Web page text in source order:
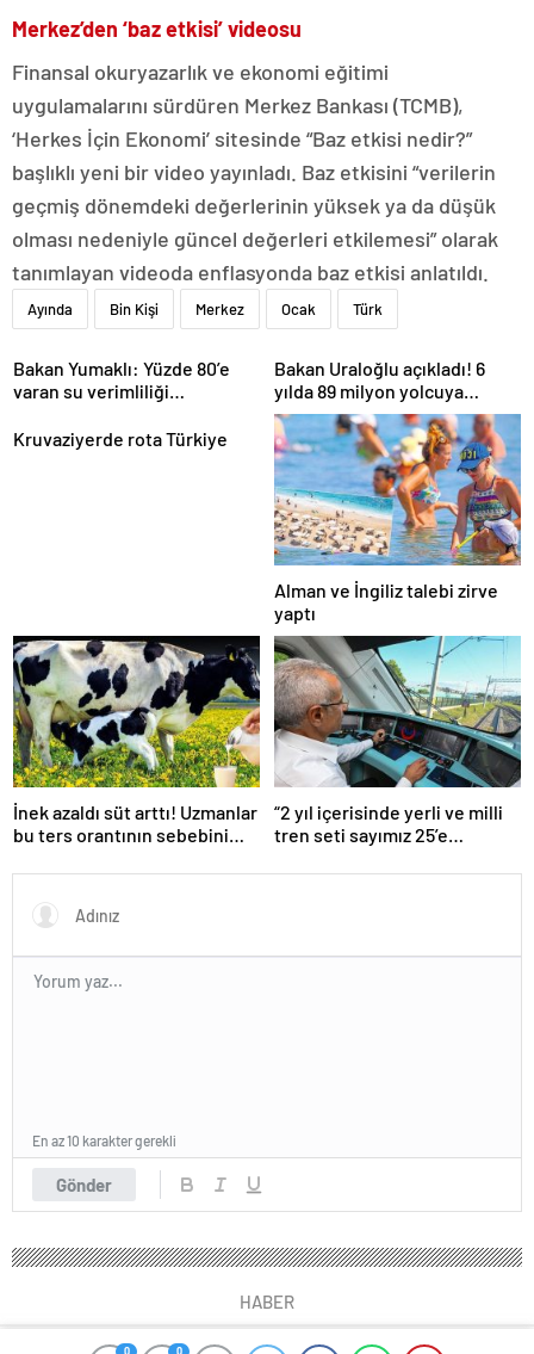
0 0
Merkez’den ‘baz etkisi’ videosu
Finansal okuryazarlık ve ekonomi eğitimi
uygulamalarını sürdüren Merkez Bankası (TCMB),
‘Herkes İçin Ekonomi’ sitesinde “Baz etkisi nedir?”
başlıklı yeni bir video yayınladı. Baz etkisini “verilerin
geçmiş dönemdeki değerlerinin yüksek ya da düşük
olması nedeniyle güncel değerleri etkilemesi” olarak
tanımlayan videoda enflasyonda baz etkisi anlatıldı.
Ayında Bin Kişi Merkez Ocak Türk
Bakan Yumaklı: Yüzde 80’e
varan su verimliliği
Bakan Uraloğlu açıkladı! 6
yılda 89 milyon yolcuya
hizmet verdi
Kruvaziyerde rota Türkiye
Alman ve İngiliz talebi zirve
yaptı
İnek azaldı süt arttı! Uzmanlar
bu ters orantının sebebini
“2 yıl içerisinde yerli ve milli
tren seti sayımız 25’e
Gönder
En az 10 karakter gerekli
HABER